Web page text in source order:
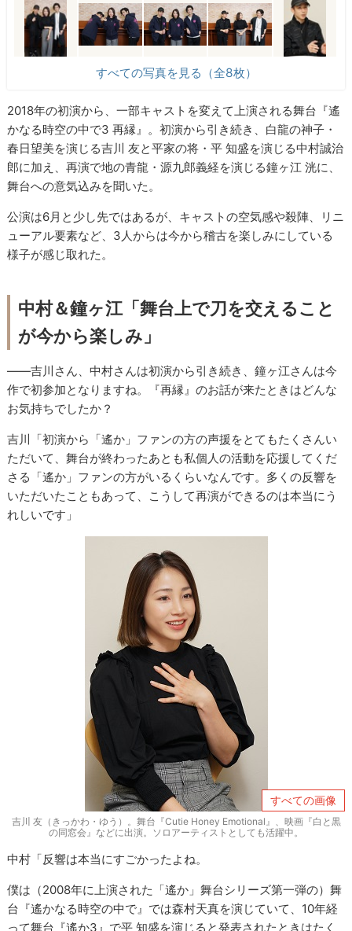
すべての写真を見る（全8枚）
2018年の初演から、一部キャストを変えて上演される舞台『遙
かなる時空の中で3 再縁』。初演から引き続き、白龍の神子・
春日望美を演じる吉川 友と平家の将・平 知盛を演じる中村誠治
郎に加え、再演で地の青龍・源九郎義経を演じる鐘ヶ江 洸に、
舞台への意気込みを聞いた。
公演は6月と少し先ではあるが、キャストの空気感や殺陣、リニ
ューアル要素など、3人からは今から稽古を楽しみにしている
様子が感じ取れた。
中村＆鐘ヶ江「舞台上で刀を交えること
が今から楽しみ」
――吉川さん、中村さんは初演から引き続き、鐘ヶ江さんは今
作で初参加となりますね。『再縁』のお話が来たときはどんな
お気持ちでしたか？
吉川「初演から「遙か」ファンの方の声援をとてもたくさんい
ただいて、舞台が終わったあとも私個人の活動を応援してくだ
さる「遙か」ファンの方がいるくらいなんです。多くの反響を
いただいたこともあって、こうして再演ができるのは本当にう
れしいです」
すべての画像
吉川 友（きっかわ・ゆう）。舞台『Cutie Honey Emotional』、映画『白と黒
の同窓会』などに出演。ソロアーティストとしても活躍中。
中村「反響は本当にすごかったよね。
僕は（2008年に上演された「遙か」舞台シリーズ第一弾の）舞
台『遙かなる時空の中で』では森村天真を演じていて、10年経
って舞台『遙か3』で平 知盛を演じると発表されたときはたく